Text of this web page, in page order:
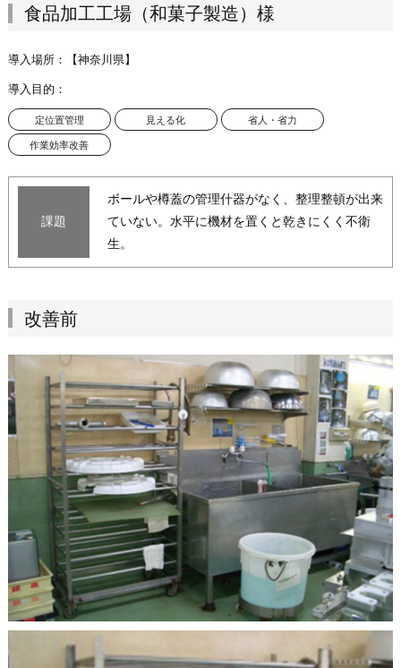
食品加工工場（和菓子製造）様
導入場所： 【神奈川県】
導入目的：
定位置管理 見える化 省人・省力
作業効率改善
課題
ボールや樽蓋の管理什器がなく、整理整頓が出来
ていない。水平に機材を置くと乾きにくく不衛
生。
改善前